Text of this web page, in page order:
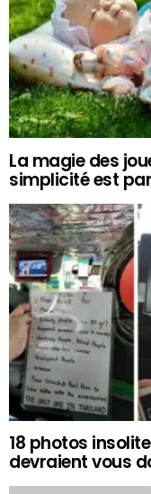
La magie des
simplicité est
18 photos
devraient vous